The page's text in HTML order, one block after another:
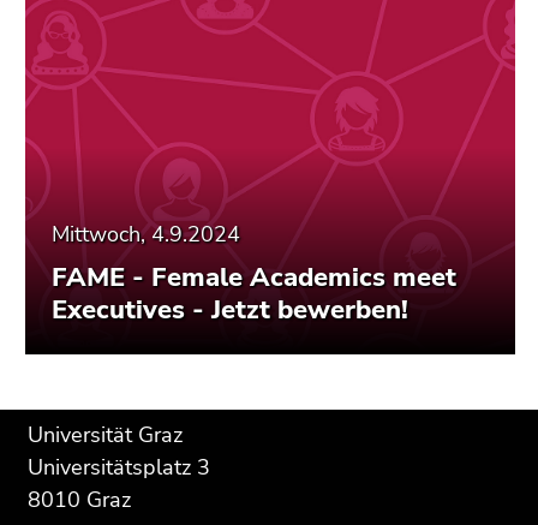
Mittwoch, 4.9.2024
FAME - Female Academics meet
Executives - Jetzt bewerben!
Beginn
des
Seitenbereichs:
Zusatzinformationen:
Universität Graz
Universitätsplatz 3
8010 Graz
Ende
dieses
Seitenbereichs.
Ende
dieses
Seitenbereichs.